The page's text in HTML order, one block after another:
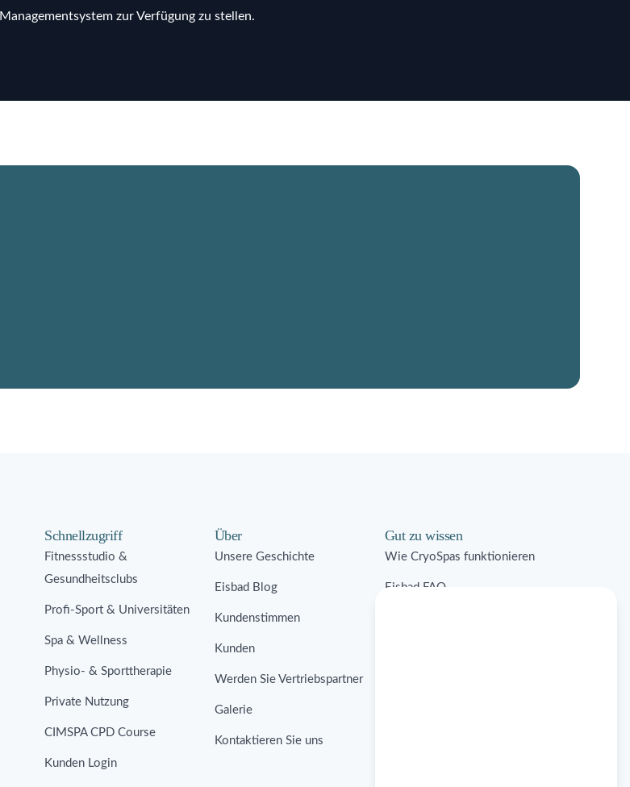
Managementsystem zur Verfügung zu stellen.
Schnellzugriff
Fitnessstudio &
Gesundheitsclubs
Profi-Sport & Universitäten
Spa & Wellness
Physio- & Sporttherapie
Private Nutzung
CIMSPA CPD Course
Kunden Login
Über
Unsere Geschichte
Eisbad Blog
Kundenstimmen
Kunden
Werden Sie Vertriebspartner
Galerie
Kontaktieren Sie uns
Gut zu wissen
Wie CryoSpas funktionieren
Eisbad FAQ